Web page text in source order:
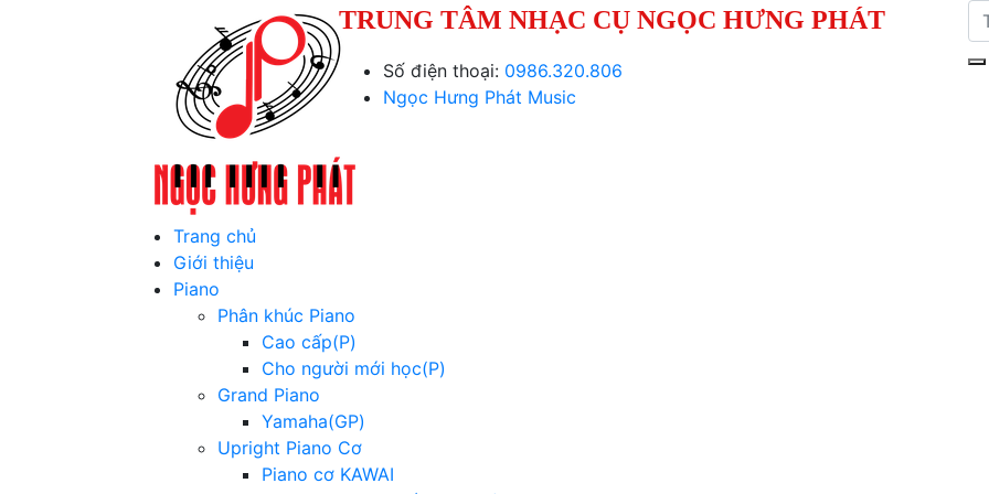
TRUNG TÂM NHẠC CỤ NGỌC HƯNG PHÁT
Số điện thoại: 0986.320.806
Ngọc Hưng Phát Music
Trang chủ
Giới thiệu
Piano
Phân khúc Piano
Cao cấp(P)
Cho người mới học(P)
Grand Piano
Yamaha(GP)
Upright Piano Cơ
Piano cơ KAWAI